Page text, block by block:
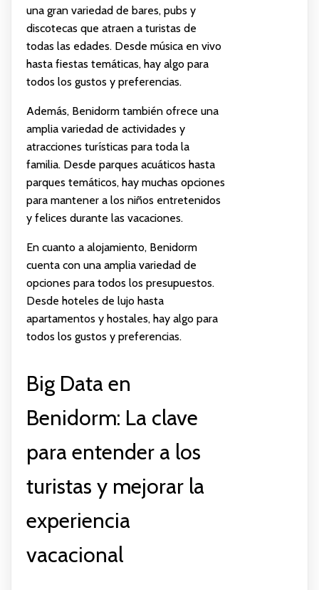
una gran variedad de bares, pubs y
discotecas que atraen a turistas de
todas las edades. Desde música en vivo
hasta fiestas temáticas, hay algo para
todos los gustos y preferencias.
Además, Benidorm también ofrece una
amplia variedad de actividades y
atracciones turísticas para toda la
familia. Desde parques acuáticos hasta
parques temáticos, hay muchas opciones
para mantener a los niños entretenidos
y felices durante las vacaciones.
En cuanto a alojamiento, Benidorm
cuenta con una amplia variedad de
opciones para todos los presupuestos.
Desde hoteles de lujo hasta
apartamentos y hostales, hay algo para
todos los gustos y preferencias.
Big Data en
Benidorm: La clave
para entender a los
turistas y mejorar la
experiencia
vacacional